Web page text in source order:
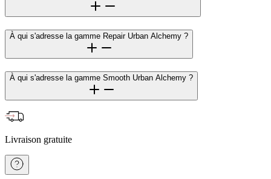
À qui s'adresse la gamme Repair Urban Alchemy ?
À qui s'adresse la gamme Smooth Urban Alchemy ?
Livraison gratuite